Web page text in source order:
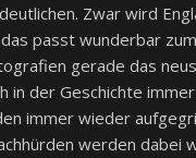
Zwar wird
passt wunderbar
gerade das
in der Geschichte
immer wieder
werden